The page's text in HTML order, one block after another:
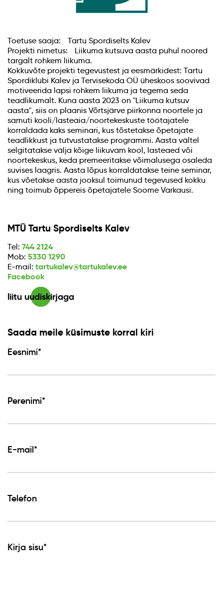
Toetuse saaja: Tartu Spordiselts Kalev
Projekti nimetus: Liikuma kutsuva aasta puhul noored
targalt rohkem liikuma.
Kokkuvõte projekti tegevustest ja eesmärkidest: Tartu
Spordiklubi Kalev ja Tervisekoda OÜ üheskoos soovivad
motiveerida lapsi rohkem liikuma ja tegema seda
teadlikumalt. Kuna aasta 2023 on "Liikuma kutsuv
aasta", siis on plaanis Võrtsjärve piirkonna noortele ja
samuti kooli/lasteaia/noortekeskuste töötajatele
korraldada kaks seminari, kus tõstetakse õpetajate
teadlikkust ja tutvustatakse programmi. Aasta vältel
selgitatakse välja kõige liikuvam kool, lasteaed või
noortekeskus, keda premeeritakse võimalusega osaleda
suvises laagris. Aasta lõpus korraldatakse teine seminar,
kus võetakse aasta jooksul toimunud tegevused kokku
ning toimub õppereis õpetajatele Soome Varkausi.
MTÜ Tartu Spordiselts Kalev
Tel: 744 2124
Mob: 5330 1290
E-mail: tartukalev@tartukalev.ee
Facebook
liitu uudiskirjaga
Saada meile küsimuste korral kiri
Eesnimi*
Perenimi*
E-mail*
Telefon
Kirja sisu*